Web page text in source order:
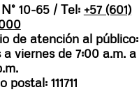
10-65 / Tel: +57 (601)
de atención al público:
a viernes de 7:00 a.m. a
postal: 111711